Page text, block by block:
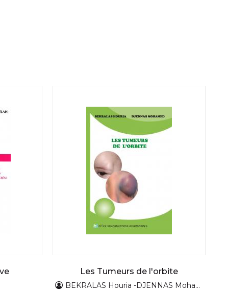
Les Tumeurs de l'orbite
BEKRALAS Houria -DJENNAS Mohamed